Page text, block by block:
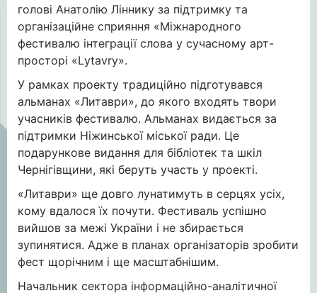
голові Анатолію Ліннику за підтримку та
організаційне сприяння «Міжнародного
фестивалю інтеграції слова у сучасному арт-
просторі «Lуtavrу».
У рамках проекту традиційно підготувався
альманах «Литаври», до якого входять твори
учасників фестивалю. Альманах видається за
підтримки Ніжинської міської ради. Це
подарункове видання для бібліотек та шкіл
Чернігівщини, які беруть участь у проекті.
«Литаври» ще довго лунатимуть в серцях усіх,
кому вдалося їх почути. Фестиваль успішно
вийшов за межі України і не збирається
зупинятися. Адже в планах організаторів зробити
фест щорічним і ще масштабнішим.
Начальник сектора інформаційно-аналітичної